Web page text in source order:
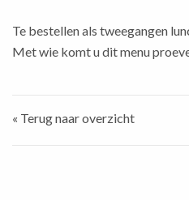
Te bestellen als tweegangen
Met wie komt u dit menu
« Terug naar overzicht